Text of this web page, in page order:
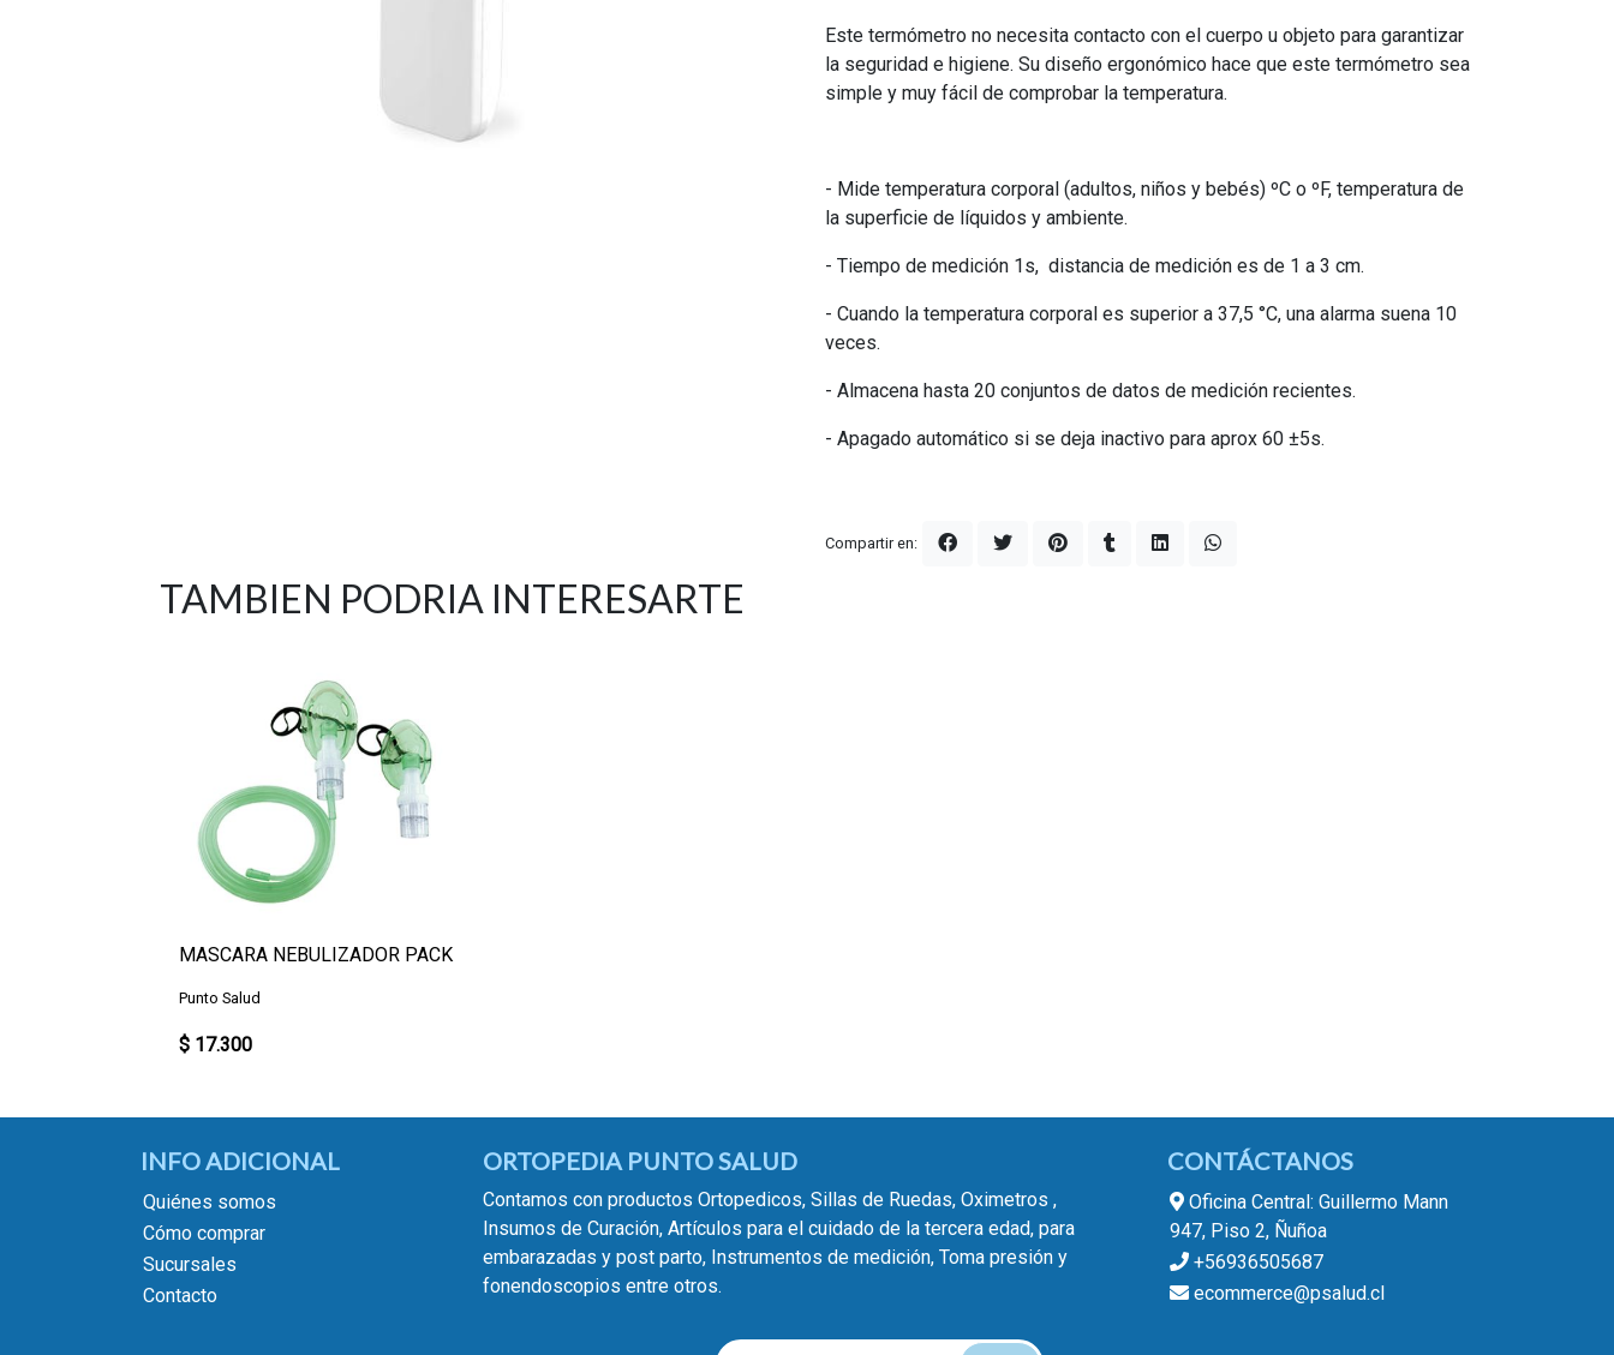
Este termómetro no necesita contacto con el cuerpo u objeto para garantizar
la seguridad e higiene. Su diseño ergonómico hace que este termómetro sea
simple y muy fácil de comprobar la temperatura.
- Mide temperatura corporal (adultos, niños y bebés) ºC o ºF, temperatura de
la superficie de líquidos y ambiente.
- Tiempo de medición 1s, distancia de medición es de 1 a 3 cm.
- Cuando la temperatura corporal es superior a 37,5 °C, una alarma suena 10
veces.
- Almacena hasta 20 conjuntos de datos de medición recientes.
- Apagado automático si se deja inactivo para aprox 60 ±5s.
Compartir en:
TAMBIEN PODRIA INTERESARTE
MASCARA NEBULIZADOR PACK
Punto Salud
$ 17.300
INFO ADICIONAL
Quiénes somos
Cómo comprar
Sucursales
Contacto
ORTOPEDIA PUNTO SALUD
Contamos con productos Ortopedicos, Sillas de Ruedas, Oximetros ,
Insumos de Curación, Artículos para el cuidado de la tercera edad, para
embarazadas y post parto, Instrumentos de medición, Toma presión y
fonendoscopios entre otros.
CONTÁCTANOS
Oficina Central: Guillermo Mann
947, Piso 2, Ñuñoa
+56936505687
ecommerce@psalud.cl